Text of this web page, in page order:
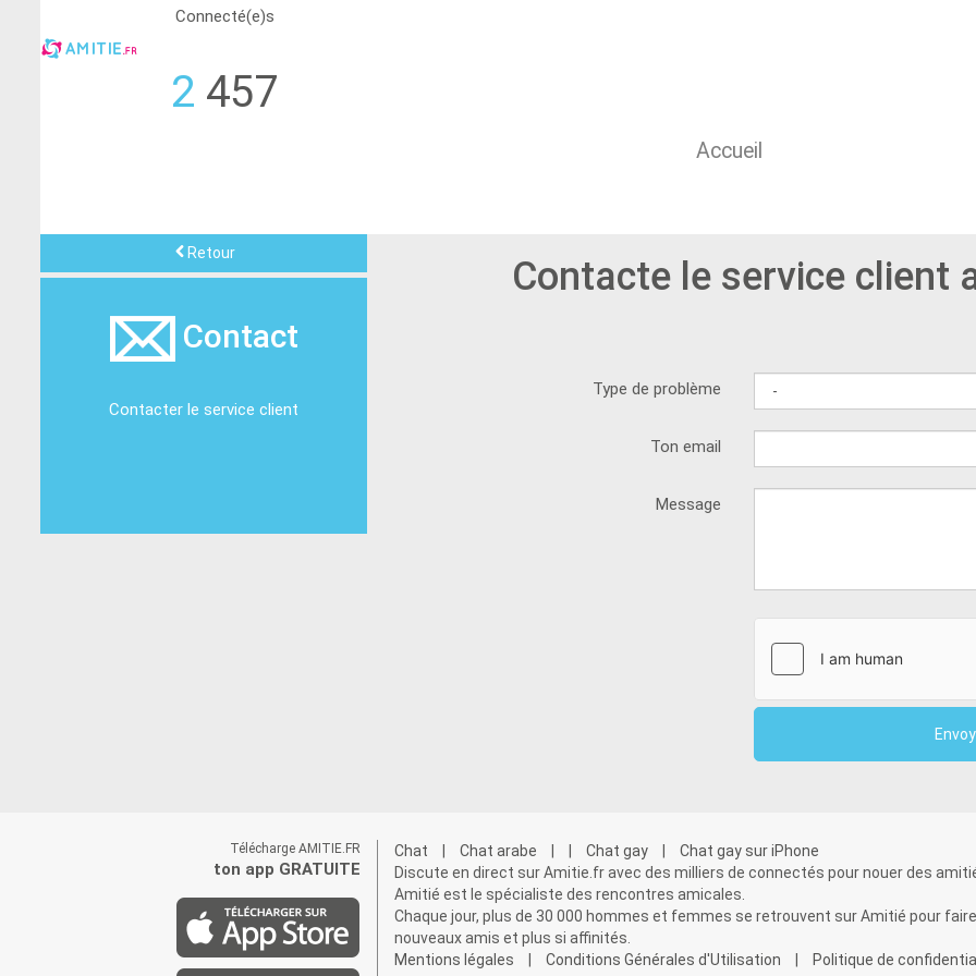
Connecté(e)s
2 457
Accueil
Retour
Contact
Contacter le service client
Contacte le service client
Type de problème
Ton email
Message
Télécharge AMITIE.FR
ton app GRATUITE
Chat Chat arabe Chat gay
Chat gay sur iPhone
Discute en direct sur Amitie.fr avec des milliers de connectés pour nouer des
Amitié est le spécialiste des rencontres amicales.
Chaque jour, plus de 30 000 hommes et femmes se retrouvent sur Amitié pour
nouveaux amis et plus si affinités.
Mentions légales
Conditions Générales d'Utilisation Politique de